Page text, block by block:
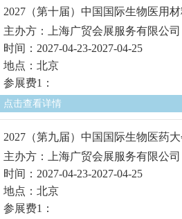
2027（第十届）中国国际生物医用
主办方：上海广贸会展服务有限公司
时间：2027-04-23-2027-04-25
地点：北京
参展费1：
点击查看详情
2027（第九届）中国国际生物医药
主办方：上海广贸会展服务有限公司
时间：2027-04-23-2027-04-25
地点：北京
参展费1：